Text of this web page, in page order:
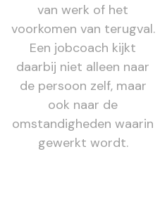
van werk of het
voorkomen van terugval.
Een jobcoach kijkt
daarbij niet alleen naar
de persoon zelf, maar
ook naar de
omstandigheden waarin
gewerkt wordt.